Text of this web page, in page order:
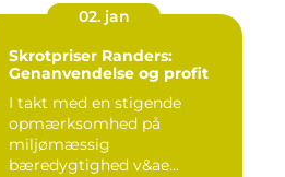
02. jan
Skrotpriser Randers:
Genanvendelse og profit
I takt med en stigende
opmærksomhed på
miljømæssig
bæredygtighed v&ae...